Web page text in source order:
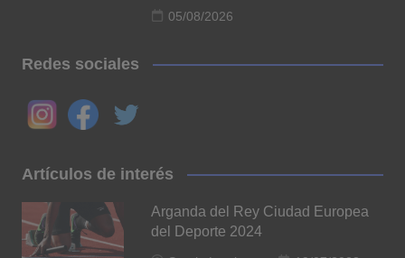
05/08/2026
Redes sociales
Artículos de interés
Arganda del Rey Ciudad Europea
del Deporte 2024